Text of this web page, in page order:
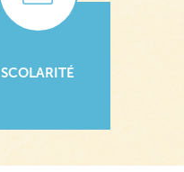
SCOLARITÉ